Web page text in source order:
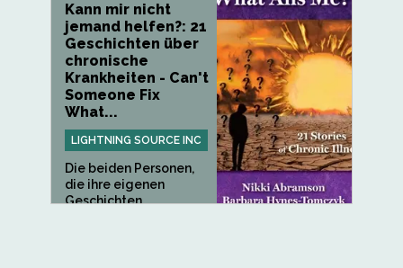
Kann mir nicht
jemand helfen?: 21
Geschichten über
chronische
Krankheiten - Can't
Someone Fix
What...
LIGHTNING SOURCE INC
Die beiden Personen,
die ihre eigenen
Geschichten...